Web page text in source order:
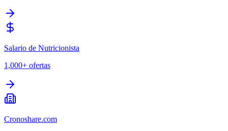
Salario de Nutricionista
1,000+ ofertas
Cronoshare.com